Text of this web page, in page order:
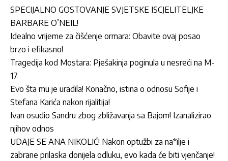
SPECIJALNO GOSTOVANJE SVJETSKE ISCJELITELJKE
BARBARE O’NEIL!
Idealno vrijeme za čišćenje ormara: Obavite ovaj posao
brzo i efikasno!
Tragedija kod Mostara: Pješakinja poginula u nesreći na M-
17
Evo šta mu je uradila! Konačno, istina o odnosu Sofije i
Stefana Karića nakon rijalitija!
Ivan osudio Sandru zbog zbližavanja sa Bajom! Izanalizirao
njihov odnos
UDAJE SE ANA NIKOLIĆ! Nakon optužbi za na*ilje i
zabrane prilaska donijela odluku, evo kada će biti vjenčanje!